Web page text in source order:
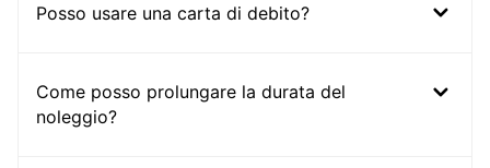
Posso usare una carta di debito?
Come posso prolungare la durata del
noleggio?